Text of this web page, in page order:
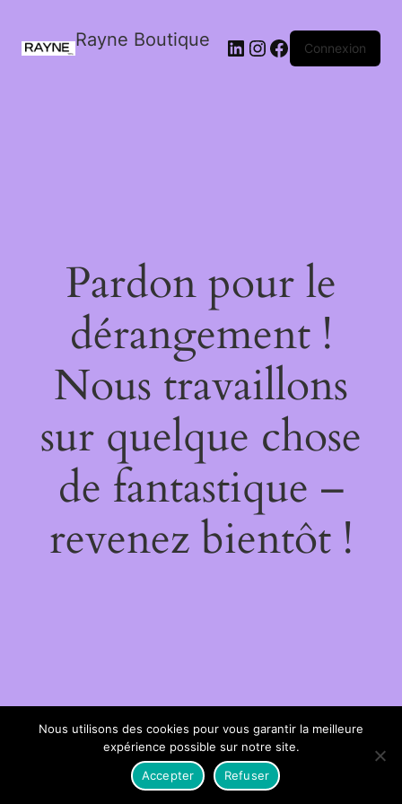
Rayne Boutique Connexion
Pardon pour le
dérangement !
Nous travaillons
sur quelque chose
de fantastique –
revenez bientôt !
Nous utilisons des cookies pour vous garantir la meilleure
expérience possible sur notre site.
Accepter
Refuser